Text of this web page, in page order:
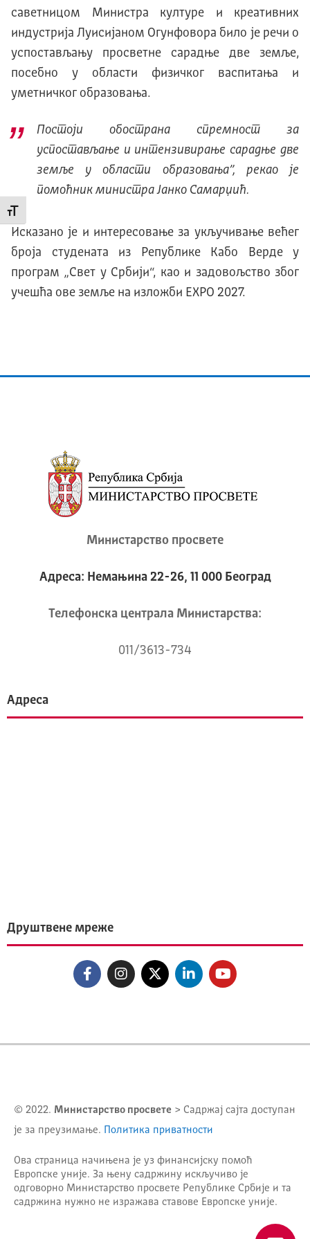
Промени величину слова
саветницом Министра културе и креативних
индустрија Луисијаном Огунфовора било је речи о
успостављању просветне сарадње две земље,
посебно у области физичког васпитања и
уметничког образовања.
Постоји обострана спремност за
успостављање и интензивирање сарадње две
земље у области образовања”, рекао је
помоћник министра Јанко Самарџић.
Исказано је и интересовање за укључивање већег
броја студената из Републике Kабо Верде у
програм „Свет у Србији“, као и задовољство због
учешћа ове земље на изложби ЕXPO 2027.
Министарство просвете
Адреса: Немањина 22-26, 11 000 Београд
Телeфонска централа Mинистарства:
011/3613-734
Адреса
Друштвене мреже
© 2022. Министарство просвете > Садржај сајта доступан
је за преузимање.
Политика приватности
Ова страница начињена је уз финансијску помоћ
Европске уније. За њену садржину искључиво је
одговорно Министарство просвете Републике Србије и та
садржина нужно не изражава ставове Европске уније.